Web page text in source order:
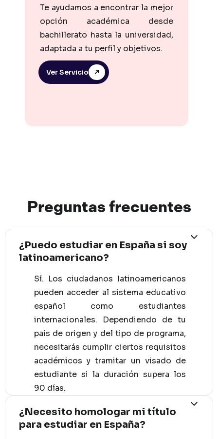
Te ayudamos a encontrar la mejor
opción académica desde
bachillerato hasta la universidad,
adaptada a tu perfil y objetivos.
Ver Servicio
Preguntas frecuentes
¿Puedo estudiar en España si soy
latinoamericano?
Sí. Los ciudadanos latinoamericanos
pueden acceder al sistema educativo
español como estudiantes
internacionales. Dependiendo de tu
país de origen y del tipo de programa,
necesitarás cumplir ciertos requisitos
académicos y tramitar un visado de
estudiante si la duración supera los
90 días.
¿Necesito homologar mi título
para estudiar en España?